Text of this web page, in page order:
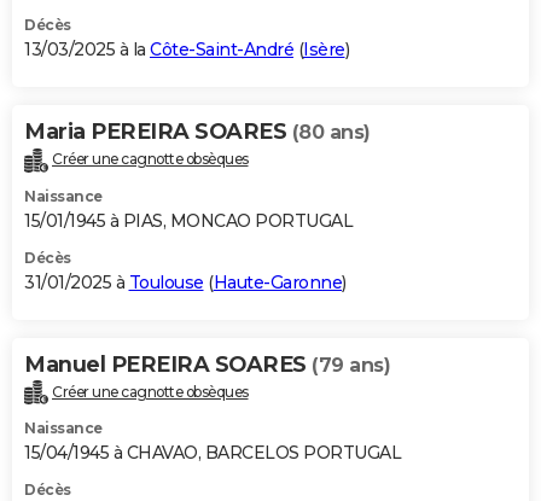
Décès
13/03/2025 à la Côte-Saint-André (Isère)
Maria PEREIRA SOARES (80 ans)
Créer une cagnotte obsèques
Naissance
15/01/1945 à PIAS, MONCAO PORTUGAL
Décès
31/01/2025 à Toulouse (Haute-Garonne)
Manuel PEREIRA SOARES (79 ans)
Créer une cagnotte obsèques
Naissance
15/04/1945 à CHAVAO, BARCELOS PORTUGAL
Décès